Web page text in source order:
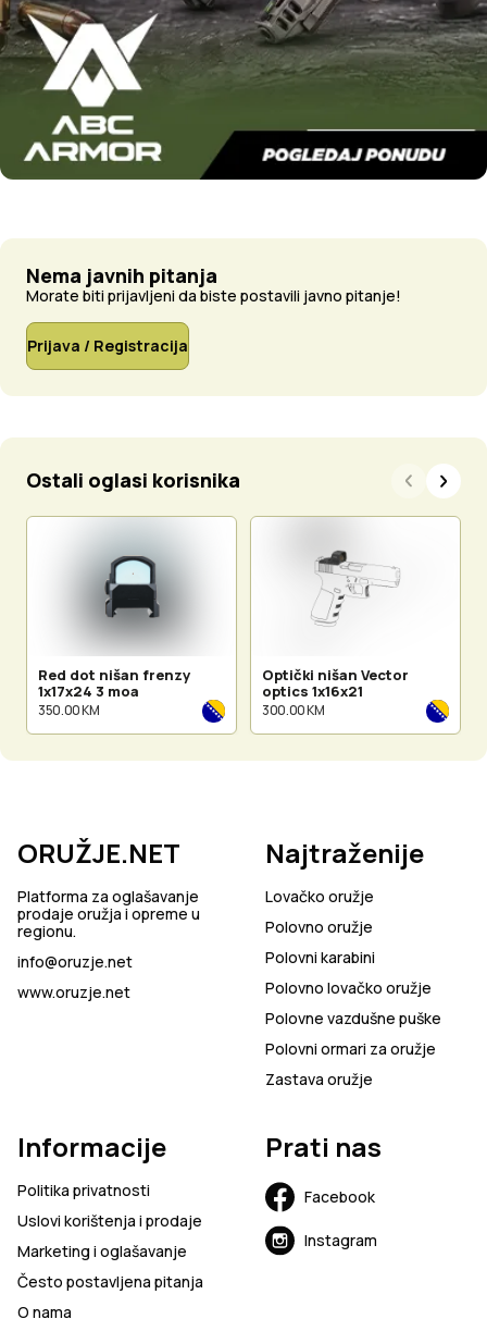
Nema javnih pitanja
Morate biti prijavljeni da biste postavili javno pitanje!
Prijava / Registracija
Ostali oglasi korisnika
Red dot nišan frenzy
1x17x24 3 moa
350.00 KM
Optički nišan Vector
optics 1x16x21
300.00 KM
ORUŽJE.NET
Platforma za oglašavanje
prodaje oružja i opreme u
regionu.
info@oruzje.net
www.oruzje.net
Najtraženije
Lovačko oružje
Polovno oružje
Polovni karabini
Polovno lovačko oružje
Polovne vazdušne puške
Polovni ormari za oružje
Zastava oružje
Informacije
Politika privatnosti
Uslovi korištenja i prodaje
Marketing i oglašavanje
Često postavljena pitanja
O nama
Prati nas
Facebook
Instagram